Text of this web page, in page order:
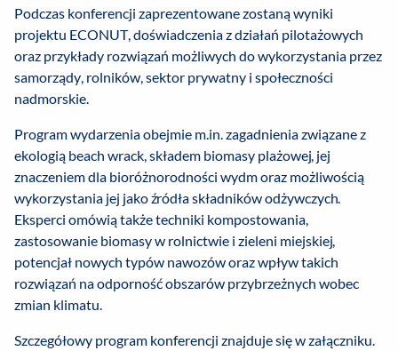
Podczas konferencji zaprezentowane zostaną wyniki
projektu ECONUT, doświadczenia z działań pilotażowych
oraz przykłady rozwiązań możliwych do wykorzystania przez
samorządy, rolników, sektor prywatny i społeczności
nadmorskie.
Program wydarzenia obejmie m.in. zagadnienia związane z
ekologią beach wrack, składem biomasy plażowej, jej
znaczeniem dla bioróżnorodności wydm oraz możliwością
wykorzystania jej jako źródła składników odżywczych.
Eksperci omówią także techniki kompostowania,
zastosowanie biomasy w rolnictwie i zieleni miejskiej,
potencjał nowych typów nawozów oraz wpływ takich
rozwiązań na odporność obszarów przybrzeżnych wobec
zmian klimatu.
Szczegółowy program konferencji znajduje się w załączniku.